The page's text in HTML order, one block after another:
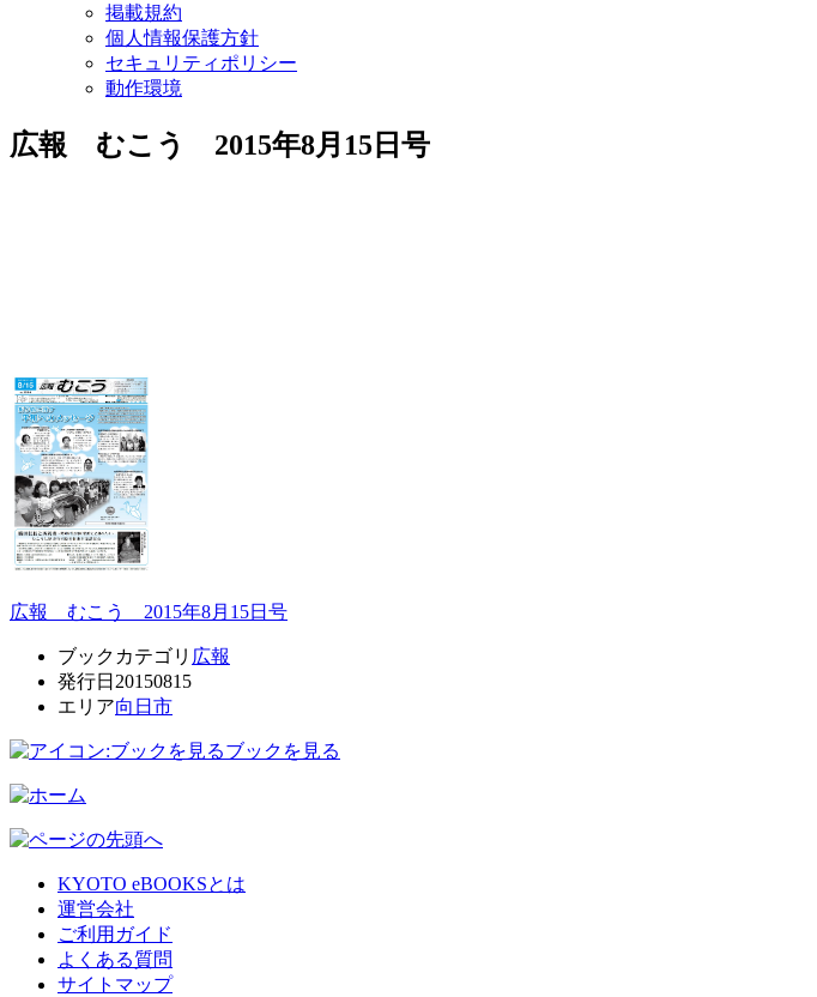
掲載規約
個人情報保護方針
セキュリティポリシー
動作環境
広報 むこう 2015年8月15日号
広報 むこう 2015年8月15日号
ブックカテゴリ 広報
発行日 20150815
エリア向日市
ブックを見る
KYOTO eBOOKSとは
運営会社
ご利用ガイド
よくある質問
サイトマップ